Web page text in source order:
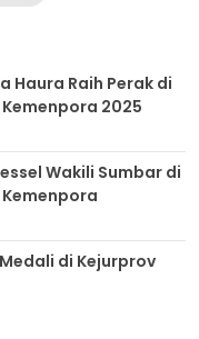
Haura Raih Perak di
2025
Wakili Sumbar di
di Kejurprov